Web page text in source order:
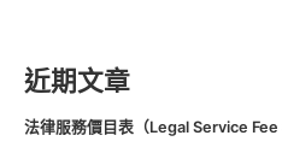
近期文章
法律服務價目表（Legal Service Fee